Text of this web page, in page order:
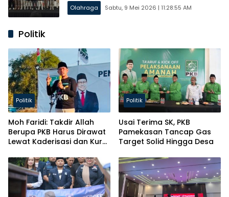
Olahraga Sabtu, 9 Mei 2026 | 11:28:55 AM
Politik
Politik
Moh Faridi: Takdir Allah
Berupa PKB Harus Dirawat
Lewat Kaderisasi dan Kursi
Politik
Usai Terima SK, PKB
Pamekasan Tancap Gas
Target Solid Hingga Desa